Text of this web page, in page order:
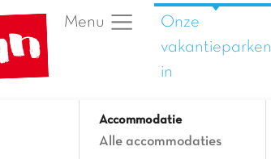
Menu
Onze
vakantieparken
in
Accommodatie
Alle accommodaties